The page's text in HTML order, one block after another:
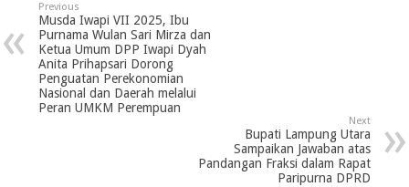
Previous
Musda Iwapi VII 2025, Ibu
Purnama Wulan Sari Mirza dan
Ketua Umum DPP Iwapi Dyah
Anita Prihapsari Dorong
Penguatan Perekonomian
Nasional dan Daerah melalui
Peran UMKM Perempuan
Next
Bupati Lampung Utara
Sampaikan Jawaban atas
Pandangan Fraksi dalam Rapat
Paripurna DPRD